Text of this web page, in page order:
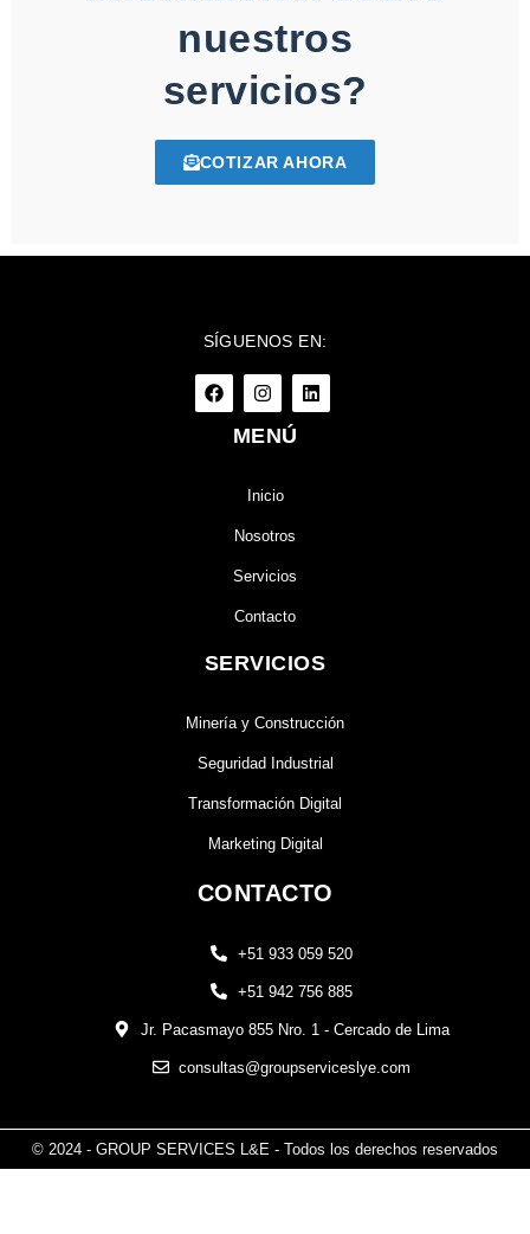
nuestros
servicios?
COTIZAR AHORA
SÍGUENOS EN:
MENÚ
Inicio
Nosotros
Servicios
Contacto
SERVICIOS
Minería y Construcción
Seguridad Industrial
Transformación Digital
Marketing Digital
CONTACTO
+51 933 059 520
+51 942 756 885
Jr. Pacasmayo 855 Nro. 1 - Cercado de Lima
consultas@groupserviceslye.com
© 2024 - GROUP SERVICES L&E - Todos los derechos reservados